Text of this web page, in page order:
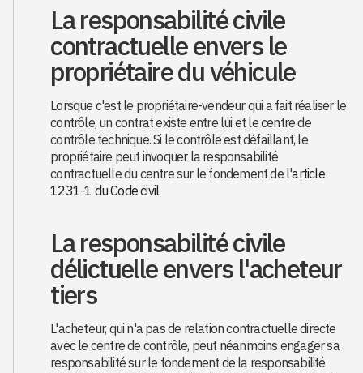
La responsabilité civile
contractuelle envers le
propriétaire du véhicule
Lorsque c'est le propriétaire-vendeur qui a fait réaliser le
contrôle, un contrat existe entre lui et le centre de
contrôle technique. Si le contrôle est défaillant, le
propriétaire peut invoquer la responsabilité
contractuelle du centre sur le fondement de l'article
1231-1 du Code civil.
La responsabilité civile
délictuelle envers l'acheteur
tiers
L'acheteur, qui n'a pas de relation contractuelle directe
avec le centre de contrôle, peut néanmoins engager sa
responsabilité sur le fondement de la responsabilité